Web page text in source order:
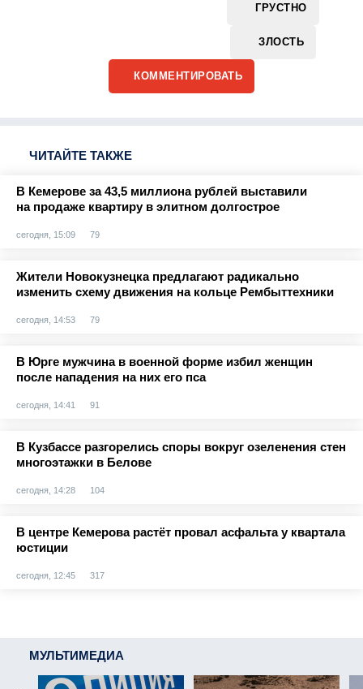
ГРУСТНО
ЗЛОСТЬ
КОММЕНТИРОВАТЬ
ЧИТАЙТЕ ТАКЖЕ
В Кемерове за 43,5 миллиона рублей выставили
на продаже квартиру в элитном долгострое
сегодня, 15:09 79
Жители Новокузнецка предлагают радикально
изменить схему движения на кольце Рембыттехники
сегодня, 14:53 79
В Юрге мужчина в военной форме избил женщин
после нападения на них его пса
сегодня, 14:41 91
В Кузбассе разгорелись споры вокруг озеленения стен
многоэтажки в Белове
сегодня, 14:28 104
В центре Кемерова растёт провал асфальта у квартала
юстиции
сегодня, 12:45 317
МУЛЬТИМЕДИА